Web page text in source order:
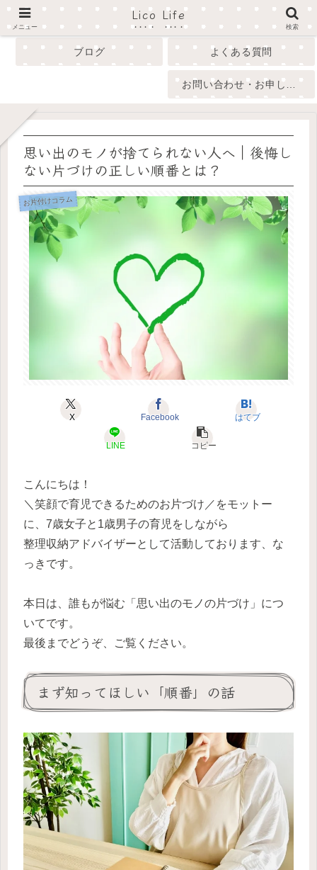
ブログ よくある質問
思い出のモノが捨てられない人へ｜後悔し
ない片づけの正しい順番とは？
お片付けコラム
X Facebook はてブ
LINE コピー
こんにちは！
＼笑顔で育児できるためのお片づけ／をモットー
に、7歳女子と1歳男子の育児をしながら
整理収納アドバイザーとして活動しております、な
っきです。
本日は、誰もが悩む「思い出のモノの片づけ」につ
いてです。
最後までどうぞ、ご覧ください。
まず知ってほしい「順番」の話
メニュー
Lico Life
検索